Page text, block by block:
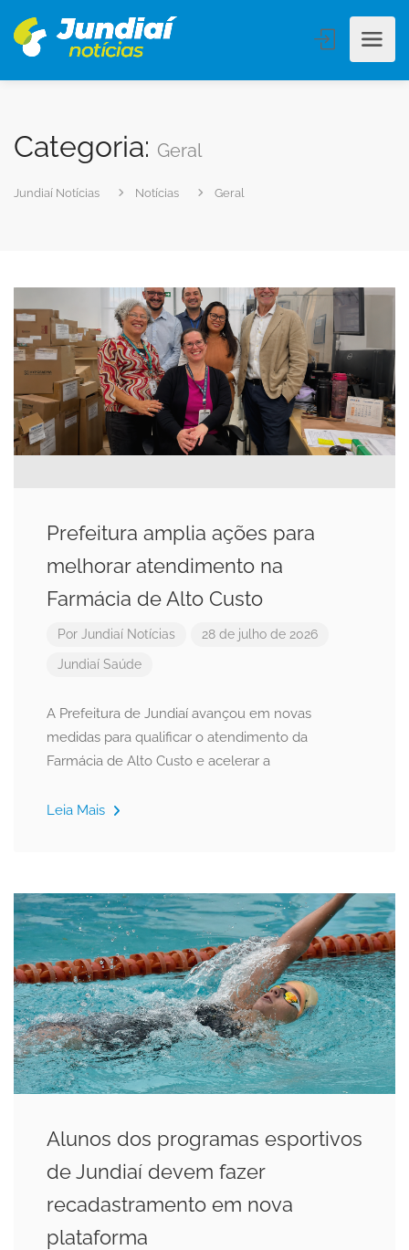
Categoria: Geral
Jundiaí Notícias Notícias Geral
Prefeitura amplia ações para
melhorar atendimento na
Farmácia de Alto Custo
Por Jundiaí Notícias 28 de julho de 2026
Jundiaí Saúde
A Prefeitura de Jundiaí avançou em novas
medidas para qualificar o atendimento da
Farmácia de Alto Custo e acelerar a
Leia Mais
Alunos dos programas esportivos
de Jundiaí devem fazer
recadastramento em nova
plataforma